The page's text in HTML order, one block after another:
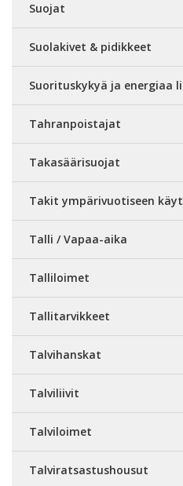
Suojat
Suolakivet & pidikkeet
Suorituskykyä ja energiaa
Tahranpoistajat
Takasäärisuojat
Takit ympärivuotiseen
Talli / Vapaa-aika
Talliloimet
Tallitarvikkeet
Talvihanskat
Talviliivit
Talviloimet
Talviratsastushousut